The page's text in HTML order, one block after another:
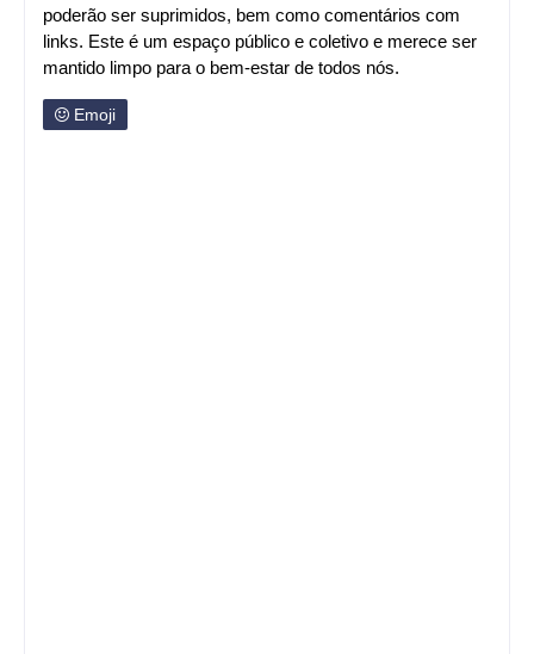
poderão ser suprimidos, bem como comentários com
links. Este é um espaço público e coletivo e merece ser
mantido limpo para o bem-estar de todos nós.
Emoji